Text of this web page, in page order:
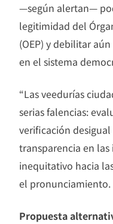
—según alertan—
legitimidad del
(OEP) y debilitar
en el sistema
“Las veedurías
serias falencias:
verificación
transparencia en
inequitativo hacia
el pronunciamiento.
Propuesta